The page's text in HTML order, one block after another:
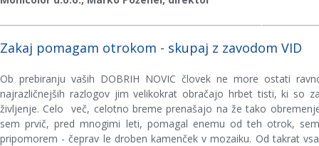
Zakaj pomagam otrokom - skupaj z zavodom VID
Ob prebiranju vaših DOBRIH NOVIC človek ne more ostati
najrazličnejših razlogov jim velikokrat obračajo hrbet tisti, ki so
življenje. Celo več, celotno breme prenašajo na že tako
sem prvič, pred mnogimi leti, pomagal enemu od teh otrok,
pripomorem - čeprav le droben kamenček v mozaiku. Od takrat